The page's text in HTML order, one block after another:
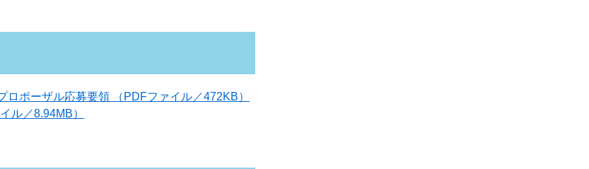
ポーザル応募要領 （PDFファイル／472KB）
ル／8.94MB）